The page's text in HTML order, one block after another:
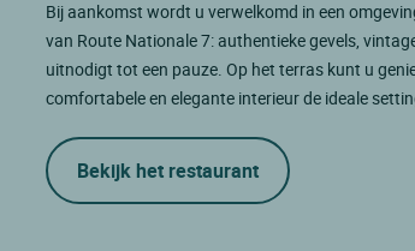
Bij aankomst wordt u verwelkomd in een
van Route Nationale 7: authentieke gevels,
uitnodigt tot een pauze. Op het terras kunt u
comfortabele en elegante interieur de ideale
Bekijk het restaurant